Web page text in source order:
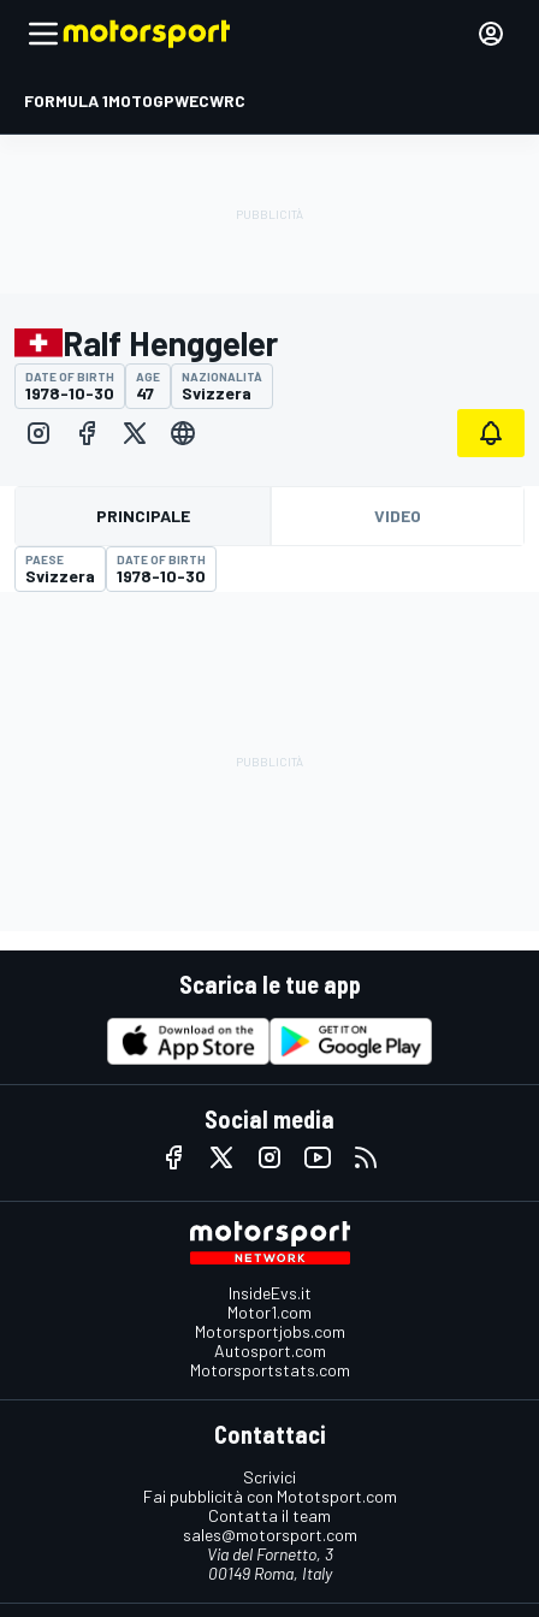
FORMULA 1MOTOGPWECWRC
Ralf Henggeler
DATE OF BIRTH
1978-10-30
AGE
47
NAZIONALITÀ
Svizzera
PRINCIPALE VIDEO
PAESE
Svizzera
DATE OF BIRTH
1978-10-30
Scarica le tue app
Social media
InsideEvs.it
Motor1.com
Motorsportjobs.com
Autosport.com
Motorsportstats.com
Contattaci
Scrivici
Fai pubblicità con Mototsport.com
Contatta il team
sales@motorsport.com
Via del Fornetto, 3
00149 Roma, Italy